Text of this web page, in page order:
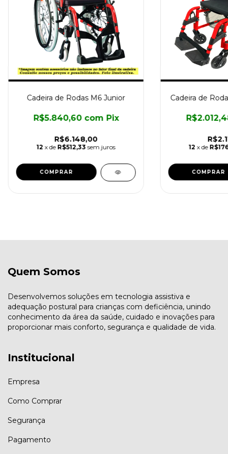
Cadeira de Rodas M6 Junior
R$6.148,00
R$5.840,60 com Pix
12 x de R$512,33 sem juros
COMPRAR
Cadeira de
12 x de
COMPRAR
Quem Somos
Desenvolvemos soluções em tecnologia assistiva e
adequação postural para crianças com deficiência, unindo
conhecimento da área da saúde, cuidado e inovações para
proporcionar mais conforto, segurança e qualidade de vida.
Institucional
Empresa
Como Comprar
Segurança
Pagamento